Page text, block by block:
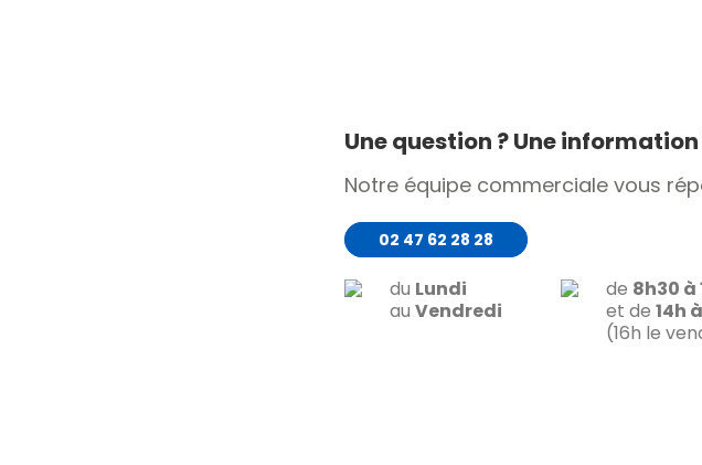
Une question ? Une information
Notre équipe commerciale vous
02 47 62 28 28
du Lundi
au Vendredi
de 8h30 à
et de 14h
(16h le